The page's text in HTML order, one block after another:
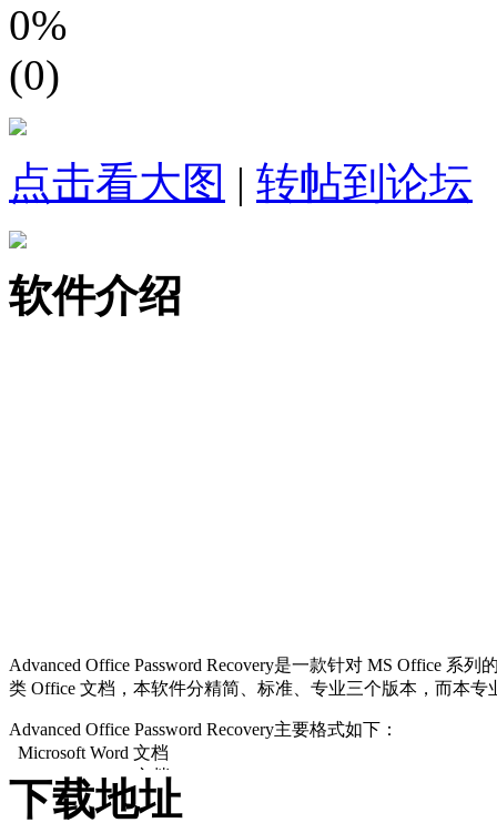
0%
(0)
点击看大图 | 转帖到论坛
软件介绍
Advanced Office Password Recovery是一款针对 MS Office 系
类 Office 文档，本软件分精简、标准、专业三个版本，而本
Advanced Office Password Recovery主要格式如下：
Microsoft Word 文档
Microsoft Excel 文档
Microsoft Access 数据库
Microsoft Outlook 个人存储文件
下载地址